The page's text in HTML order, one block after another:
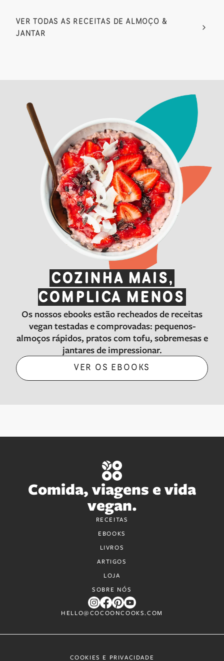
VER TODAS AS RECEITAS DE ALMOÇO &
JANTAR
COZINHA MAIS,
COMPLICA MENOS
Os nossos ebooks estão recheados de receitas
vegan testadas e comprovadas: pequenos-
almoços rápidos, pratos com tofu, sobremesas e
jantares de impressionar.
VER OS EBOOKS
RECEITAS
EBOOKS
LIVROS
ARTIGOS
LOJA
SOBRE NÓS
Comida, viagens e vida
vegan.
HELLO@COCOONCOOKS.COM
COOKIES E PRIVACIDADE